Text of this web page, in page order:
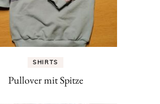
SHIRTS
Pullover mit Spitze